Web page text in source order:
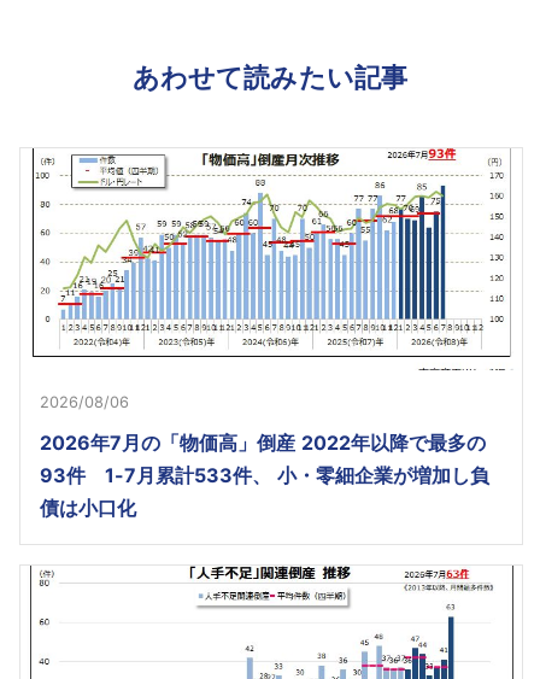
あわせて読みたい記事
2026/08/06
2026年7月の「物価高」倒産 2022年以降で最多の
93件 1-7月累計533件、 小・零細企業が増加し負
債は小口化